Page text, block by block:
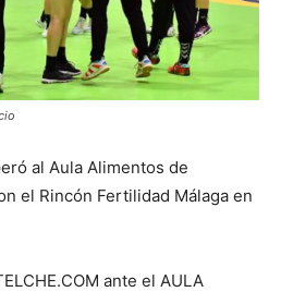
al Aula Alimentos de
el Rincón Fertilidad Málaga en
ante el AULA